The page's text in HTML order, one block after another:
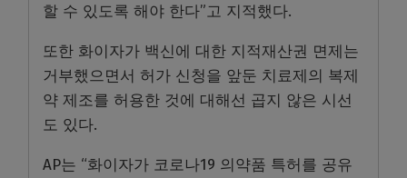
할 수 있도록 해야 한다”고 지적했다.
또한 화이자가 백신에 대한 지적재산권 면제는
거부했으면서 허가 신청을 앞둔 치료제의 복제
약 제조를 허용한 것에 대해선 곱지 않은 시선
도 있다.
AP는 “화이자가 코로나19 의약품 특허를 공유